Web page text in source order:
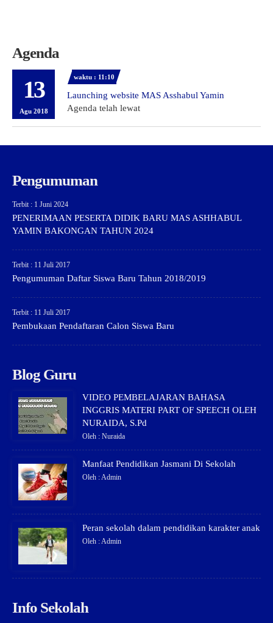
Agenda
13
Agu 2018
waktu : 11:10
Launching website MAS Asshabul Yamin
Agenda telah lewat
Pengumuman
Terbit : 1 Juni 2024
PENERIMAAN PESERTA DIDIK BARU MAS ASHHABUL
YAMIN BAKONGAN TAHUN 2024
Terbit : 11 Juli 2017
Pengumuman Daftar Siswa Baru Tahun 2018/2019
Terbit : 11 Juli 2017
Pembukaan Pendaftaran Calon Siswa Baru
Blog Guru
VIDEO PEMBELAJARAN BAHASA
INGGRIS MATERI PART OF SPEECH OLEH
NURAIDA, S.Pd
Oleh : Nuraida
Manfaat Pendidikan Jasmani Di Sekolah
Oleh : Admin
Peran sekolah dalam pendidikan karakter anak
Oleh : Admin
Info Sekolah